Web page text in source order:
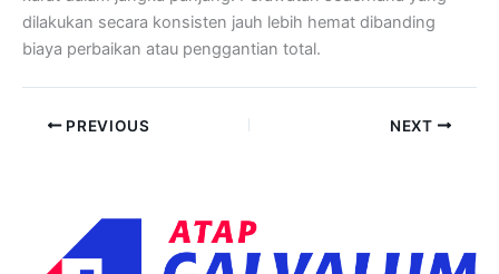
dilakukan secara konsisten jauh lebih hemat dibanding
biaya perbaikan atau penggantian total.
PREVIOUS NEXT